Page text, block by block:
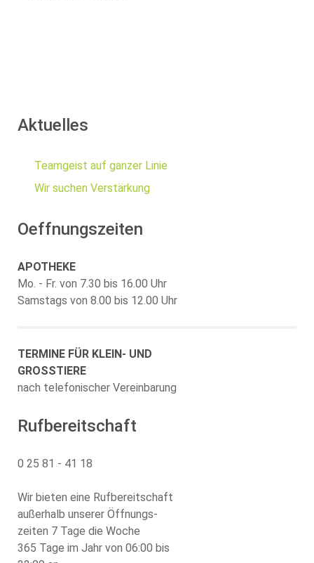
Aktuelles
Teamgeist auf ganzer Linie
Wir suchen Verstärkung
Oeffnungszeiten
APOTHEKE
Mo. - Fr. von 7.30 bis 16.00 Uhr
Samstags von 8.00 bis 12.00 Uhr
TERMINE FÜR KLEIN- UND
GROSSTIERE
nach telefonischer Vereinbarung
Rufbereitschaft
0 25 81 - 41 18
Wir bieten eine Rufbereitschaft
außerhalb unserer Öffnungs-
zeiten 7 Tage die Woche
365 Tage im Jahr von 06:00 bis